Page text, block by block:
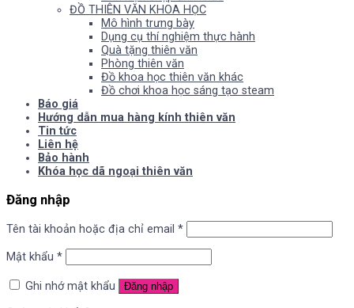
ĐỒ THIÊN VĂN KHOA HỌC
Mô hình trưng bày
Dụng cụ thí nghiệm thực hành
Quà tặng thiên văn
Phòng thiên văn
Đồ khoa học thiên văn khác
Đồ chơi khoa học sáng tạo steam
Báo giá
Hướng dẫn mua hàng kính thiên văn
Tin tức
Liên hệ
Bảo hành
Khóa học dã ngoại thiên văn
Đăng nhập
Tên tài khoản hoặc địa chỉ email *
Mật khẩu *
Ghi nhớ mật khẩu Đăng nhập